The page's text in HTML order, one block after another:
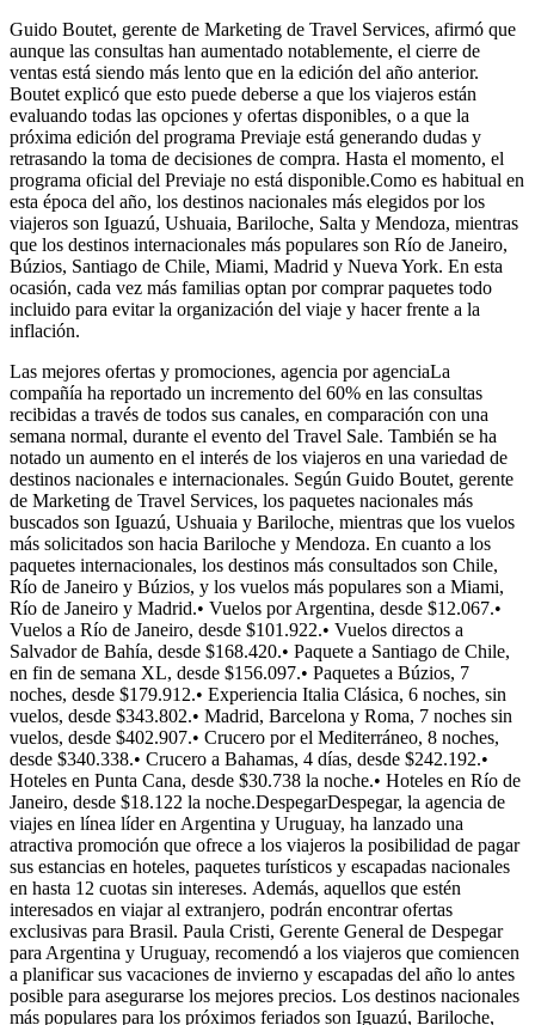
Guido Boutet, gerente de Marketing de Travel Services, afirmó que
aunque las consultas han aumentado notablemente, el cierre de
ventas está siendo más lento que en la edición del año anterior.
Boutet explicó que esto puede deberse a que los viajeros están
evaluando todas las opciones y ofertas disponibles, o a que la
próxima edición del programa Previaje está generando dudas y
retrasando la toma de decisiones de compra. Hasta el momento, el
programa oficial del Previaje no está disponible.Como es habitual en
esta época del año, los destinos nacionales más elegidos por los
viajeros son Iguazú, Ushuaia, Bariloche, Salta y Mendoza, mientras
que los destinos internacionales más populares son Río de Janeiro,
Búzios, Santiago de Chile, Miami, Madrid y Nueva York. En esta
ocasión, cada vez más familias optan por comprar paquetes todo
incluido para evitar la organización del viaje y hacer frente a la
inflación.
Las mejores ofertas y promociones, agencia por agenciaLa
compañía ha reportado un incremento del 60% en las consultas
recibidas a través de todos sus canales, en comparación con una
semana normal, durante el evento del Travel Sale. También se ha
notado un aumento en el interés de los viajeros en una variedad de
destinos nacionales e internacionales. Según Guido Boutet, gerente
de Marketing de Travel Services, los paquetes nacionales más
buscados son Iguazú, Ushuaia y Bariloche, mientras que los vuelos
más solicitados son hacia Bariloche y Mendoza. En cuanto a los
paquetes internacionales, los destinos más consultados son Chile,
Río de Janeiro y Búzios, y los vuelos más populares son a Miami,
Río de Janeiro y Madrid.• Vuelos por Argentina, desde $12.067.•
Vuelos a Río de Janeiro, desde $101.922.• Vuelos directos a
Salvador de Bahía, desde $168.420.• Paquete a Santiago de Chile,
en fin de semana XL, desde $156.097.• Paquetes a Búzios, 7
noches, desde $179.912.• Experiencia Italia Clásica, 6 noches, sin
vuelos, desde $343.802.• Madrid, Barcelona y Roma, 7 noches sin
vuelos, desde $402.907.• Crucero por el Mediterráneo, 8 noches,
desde $340.338.• Crucero a Bahamas, 4 días, desde $242.192.•
Hoteles en Punta Cana, desde $30.738 la noche.• Hoteles en Río de
Janeiro, desde $18.122 la noche.DespegarDespegar, la agencia de
viajes en línea líder en Argentina y Uruguay, ha lanzado una
atractiva promoción que ofrece a los viajeros la posibilidad de pagar
sus estancias en hoteles, paquetes turísticos y escapadas nacionales
en hasta 12 cuotas sin intereses. Además, aquellos que estén
interesados en viajar al extranjero, podrán encontrar ofertas
exclusivas para Brasil. Paula Cristi, Gerente General de Despegar
para Argentina y Uruguay, recomendó a los viajeros que comiencen
a planificar sus vacaciones de invierno y escapadas del año lo antes
posible para asegurarse los mejores precios. Los destinos nacionales
más populares para los próximos feriados son Iguazú, Bariloche,